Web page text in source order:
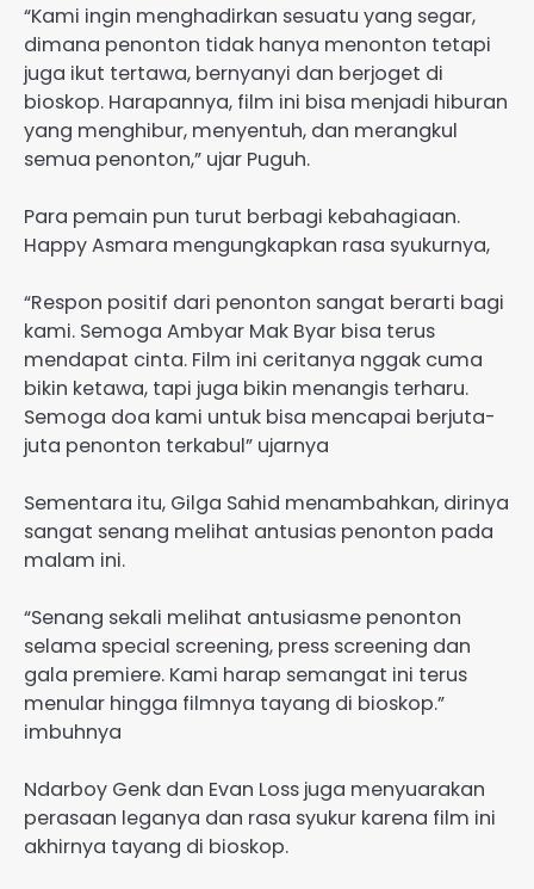
“Kami ingin menghadirkan sesuatu yang segar,
dimana penonton tidak hanya menonton tetapi
juga ikut tertawa, bernyanyi dan berjoget di
bioskop. Harapannya, film ini bisa menjadi hiburan
yang menghibur, menyentuh, dan merangkul
semua penonton,” ujar Puguh.
Para pemain pun turut berbagi kebahagiaan.
Happy Asmara mengungkapkan rasa syukurnya,
“Respon positif dari penonton sangat berarti bagi
kami. Semoga Ambyar Mak Byar bisa terus
mendapat cinta. Film ini ceritanya nggak cuma
bikin ketawa, tapi juga bikin menangis terharu.
Semoga doa kami untuk bisa mencapai berjuta-
juta penonton terkabul” ujarnya
Sementara itu, Gilga Sahid menambahkan, dirinya
sangat senang melihat antusias penonton pada
malam ini.
“Senang sekali melihat antusiasme penonton
selama special screening, press screening dan
gala premiere. Kami harap semangat ini terus
menular hingga filmnya tayang di bioskop.”
imbuhnya
Ndarboy Genk dan Evan Loss juga menyuarakan
perasaan leganya dan rasa syukur karena film ini
akhirnya tayang di bioskop.